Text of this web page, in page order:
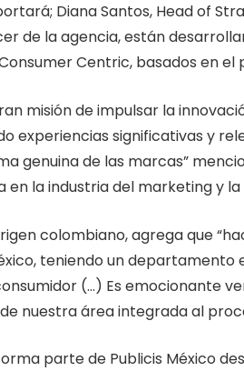
Diana Santos, Head of
de la agencia, están
Centric, basados en el
misión de impulsar la
experiencias significativas y
genuina de las marcas”
en la industria del marketing y la
colombiano, agrega que
teniendo un
(…) Es emocionante
nuestra área integrada al
parte de Publicis México